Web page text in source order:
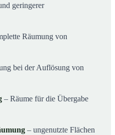
geringerer
Räumung von
bei der Auflösung von
– Räume für die Übergabe
– ungenutzte Flächen